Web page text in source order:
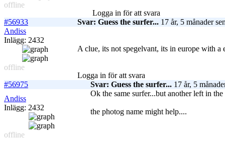
offline
Logga in för att svara
#56933
Svar: Guess the surfer... 17 år, 5 månader
Andiss
Inlägg: 2432
offline
A clue, its not spegelvant, its in europe with a
Logga in för att svara
#56975
Svar: Guess the surfer... 17 år, 5
Andiss
Inlägg: 2432
offline
Ok the same surfer...but another left in
the photog name might help....